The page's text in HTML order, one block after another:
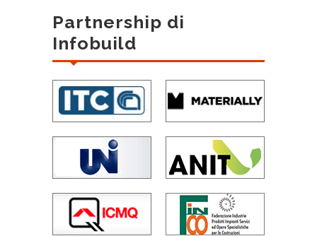
Partnership di
Infobuild